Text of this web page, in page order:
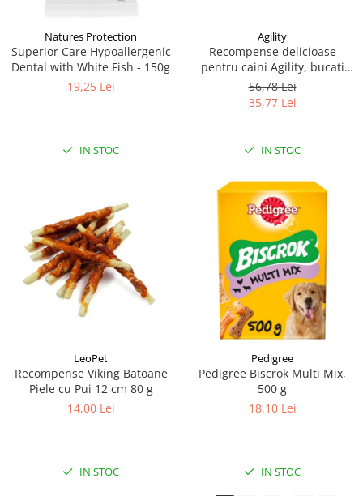
Natures Protection
Superior Care Hypoallergenic
Dental with White Fish - 150g
19,25 Lei
IN STOC
Agility
Recompense delicioase
pentru caini Agility, bucati
inimioara iepure, 500g
56,78 Lei
35,77 Lei
IN STOC
LeoPet
Recompense Viking Batoane
Piele cu Pui 12 cm 80 g
14,00 Lei
IN STOC
Pedigree
Pedigree Biscrok Multi Mix,
500 g
18,10 Lei
IN STOC